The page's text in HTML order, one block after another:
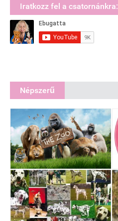
Iratkozz fel a csatornánkra:
Népszerű